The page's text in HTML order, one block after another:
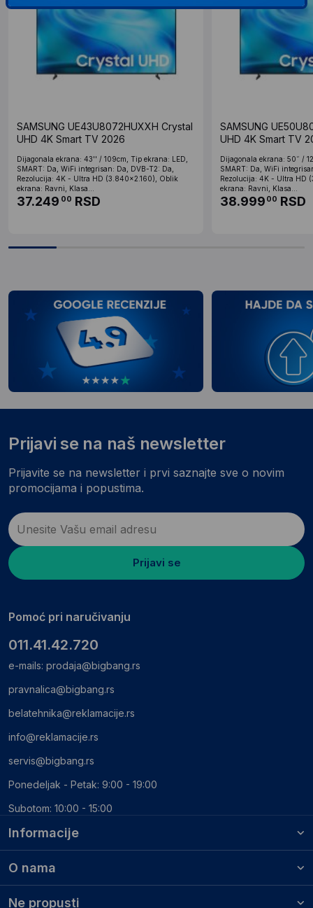
SAMSUNG UE43U8072HUXXH Crystal
UHD 4K Smart TV 2026
Dijagonala ekrana: 43'' / 109cm, Tip ekrana: LED,
SMART: Da, WiFi integrisan: Da, DVB-T2: Da,
Rezolucija: 4K - Ultra HD (3.840x2.160), Oblik
ekrana: Ravni, Klasa...
37.249 00 RSD
SAMSUNG
UHD 4K Smart TV
Dijagonala ekrana: 50˝ /
SMART: Da, WiFi
Rezolucija: 4K - Ultra HD
ekrana: Ravni, Klasa...
38.999 00 RSD
Informacije
O nama
Ne propusti
Prijavi se na naš newsletter
Prijavite se na newsletter i prvi saznajte sve o novim
promocijama i popustima.
Prijavi se
Pomoć pri naručivanju
011.41.42.720
e-mails: prodaja@bigbang.rs
pravnalica@bigbang.rs
belatehnika@reklamacije.rs
info@reklamacije.rs
servis@bigbang.rs
Ponedeljak - Petak: 9:00 - 19:00
Subotom: 10:00 - 15:00